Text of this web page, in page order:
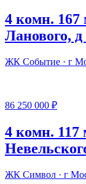
4 комн. 167
Ланового, д
ЖК Событие · г
86 250 000 ₽
4 комн. 117
ЖК Символ · г